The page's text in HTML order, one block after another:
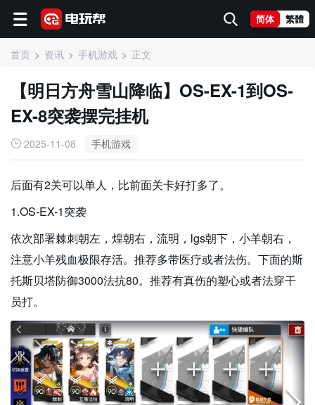
简体 繁體
首页 资讯 手机游戏 正文
【明日方舟雪山降临】OS-EX-1到OS-
EX-8突袭摆完挂机
2025-11-08 手机游戏
后面有2关可以单人，比前面关卡好打多了。
1.OS-EX-1突袭
依次部署棘刺朝左，煌朝右，流明，lgs朝下，小羊朝右，
注意小羊残血极限存活。推荐多带医疗或者法伤。下面的斯
托斯贝塔防御3000法抗80。推荐有真伤的塑心或者法穿干
员打。